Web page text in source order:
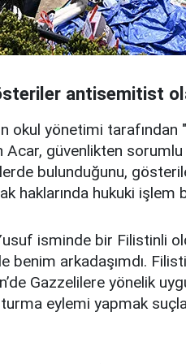
antisemitist
okul yönetimi tarafından
Acar, güvenlikten
bulunduğunu,
haklarında hukuki işlem
isminde bir Filistinli
benim arkadaşımdı.
Gazzelilere yönelik
eylemi yapmak